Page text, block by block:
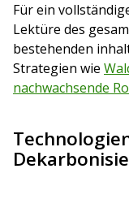
Für ein
Lektüre des
bestehenden
Strategien wie
nachwachsende